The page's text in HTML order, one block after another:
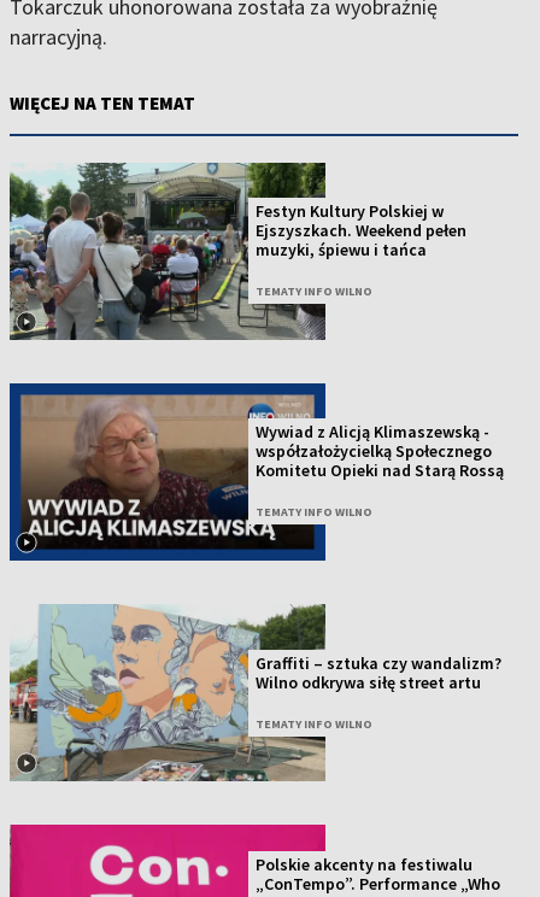
Tokarczuk uhonorowana została za wyobraźnię
narracyjną.
WIĘCEJ NA TEN TEMAT
Festyn Kultury Polskiej w
Ejszyszkach. Weekend pełen
muzyki, śpiewu i tańca
TEMATY INFO WILNO
Wywiad z Alicją Klimaszewską -
współzałożycielką Społecznego
Komitetu Opieki nad Starą Rossą
TEMATY INFO WILNO
Graffiti – sztuka czy wandalizm?
Wilno odkrywa siłę street artu
TEMATY INFO WILNO
Polskie akcenty na festiwalu
„ConTempo”. Performance „Who